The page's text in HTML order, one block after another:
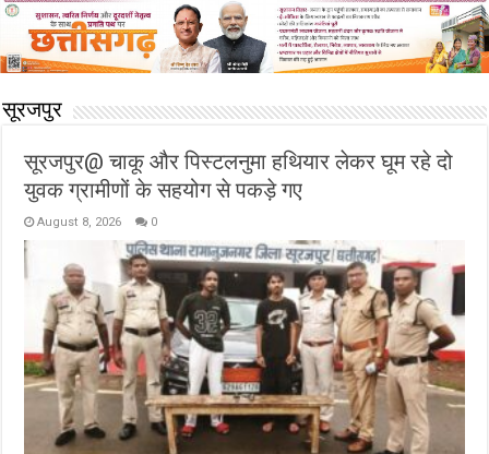
सूरजपुर
सूरजपुर@ चाकू और पिस्टलनुमा हथियार लेकर घूम रहे दो
युवक ग्रामीणों के सहयोग से पकड़े गए
August 8, 2026 0